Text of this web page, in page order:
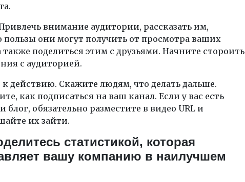
внимание аудитории, рассказать им,
пользы они могут получить от просмотра ваших
также поделиться этим с друзьями. Начните стороить
с аудиторией.
действию. Скажите людям, что делать дальше.
как подписаться на ваш канал. Если у вас есть
блог, обязательно разместите в видео URL и
их зайти.
статистикой, которая
вашу компанию в наилучшем